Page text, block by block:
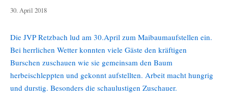
30. April 20188.
Die JVP Retzbach lud am 30.April zum Maibaumaufstellen ein.
Bei herrlichen Wetter konnten viele Gäste den kräftigen
Burschen zuschauen wie sie gemeinsam den Baum
herbeischleppten und gekonnt aufstellten. Arbeit macht hungrig
und durstig. Besonders die schaulustigen Zuschauer.